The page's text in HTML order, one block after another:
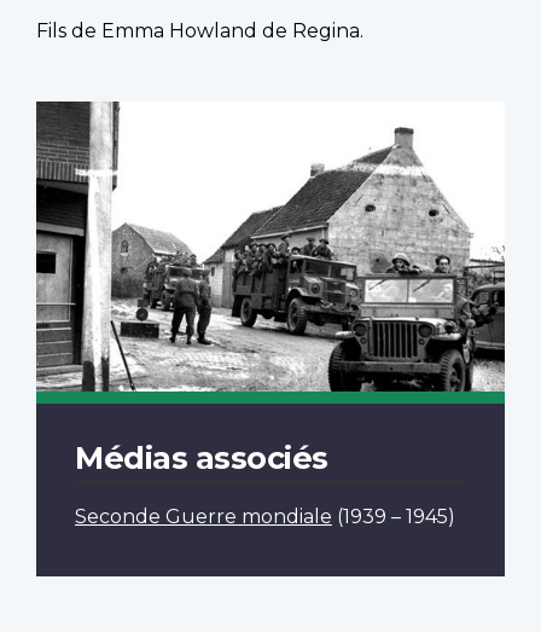
Fils de Emma Howland de Regina.
Médias associés
Seconde Guerre mondiale (1939 – 1945)